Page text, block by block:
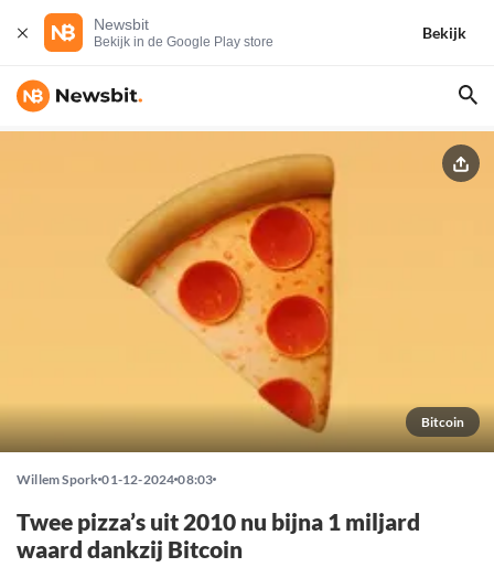
Newsbit
Bekijk in de Google Play store
Bekijk
Bitcoin
Willem Spork 01-12-2024 08:03
Twee pizza’s uit 2010 nu bijna 1 miljard
waard dankzij Bitcoin